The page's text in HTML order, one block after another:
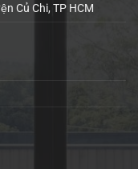
Củ Chi, TP HCM